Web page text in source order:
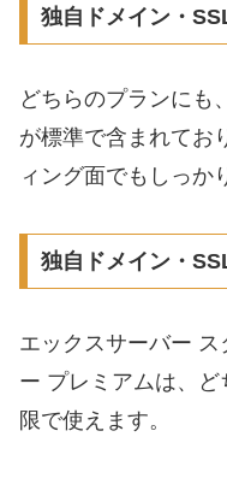
独自ドメイン・
どちらのプランにも
が標準で含まれてお
ィング面でもしっか
独自ドメイン・
エックスサーバー
ー プレミアムは、ど
限で使えます。